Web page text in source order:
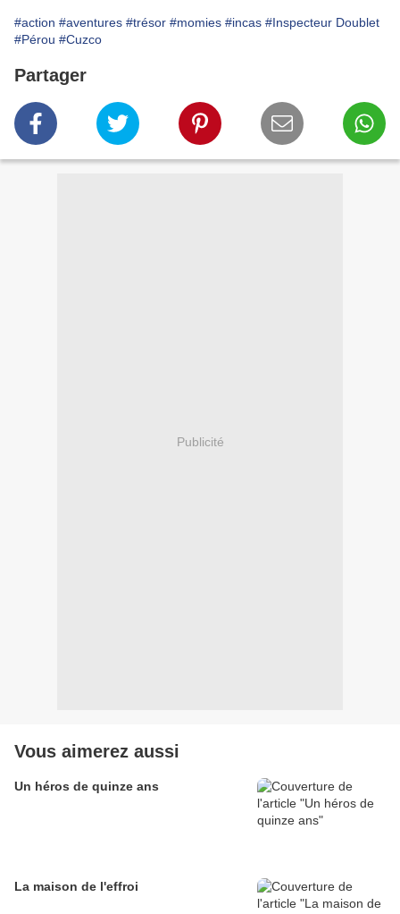
#action #aventures #trésor #momies #incas #Inspecteur Doublet
#Pérou #Cuzco
Partager
Publicité
Vous aimerez aussi
Un héros de quinze ans
La maison de l'effroi